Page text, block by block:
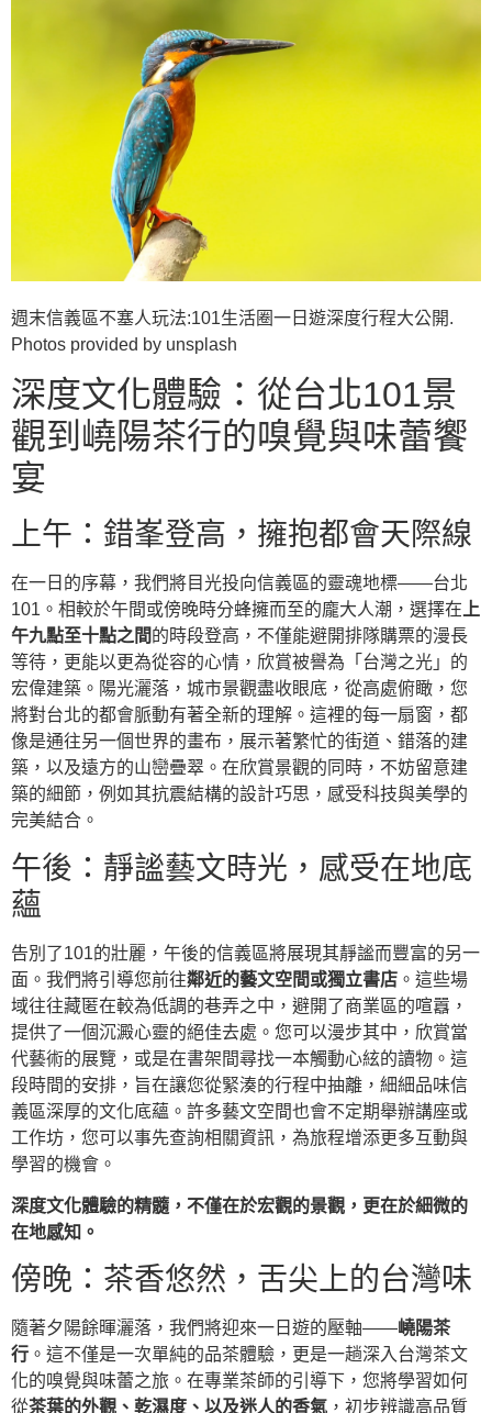
週末信義區不塞人玩法:101生活圈一日遊深度行程大公開.
Photos provided by unsplash
深度文化體驗：從台北101景
觀到嶢陽茶行的嗅覺與味蕾饗
宴
上午：錯峯登高，擁抱都會天際線
在一日的序幕，我們將目光投向信義區的靈魂地標——台北
101。相較於午間或傍晚時分蜂擁而至的龐大人潮，選擇在 上
午九點至十點之間的時段登高，不僅能避開排隊購票的漫長
等待，更能以更為從容的心情，欣賞被譽為「台灣之光」的
宏偉建築。陽光灑落，城市景觀盡收眼底，從高處俯瞰，您
將對台北的都會脈動有著全新的理解。這裡的每一扇窗，都
像是通往另一個世界的畫布，展示著繁忙的街道、錯落的建
築，以及遠方的山巒疊翠。在欣賞景觀的同時，不妨留意建
築的細節，例如其抗震結構的設計巧思，感受科技與美學的
完美結合。
午後：靜謐藝文時光，感受在地底
蘊
告別了101的壯麗，午後的信義區將展現其靜謐而豐富的另一
面。我們將引導您前往鄰近的藝文空間或獨立書店 。這些場
域往往藏匿在較為低調的巷弄之中，避開了商業區的喧囂，
提供了一個沉澱心靈的絕佳去處。您可以漫步其中，欣賞當
代藝術的展覽，或是在書架間尋找一本觸動心絃的讀物。這
段時間的安排，旨在讓您從緊湊的行程中抽離，細細品味信
義區深厚的文化底蘊。許多藝文空間也會不定期舉辦講座或
工作坊，您可以事先查詢相關資訊，為旅程增添更多互動與
學習的機會。
深度文化體驗的精髓，不僅在於宏觀的景觀，更在於細微的
在地感知。
傍晚：茶香悠然，舌尖上的台灣味
隨著夕陽餘暉灑落，我們將迎來一日遊的壓軸——嶢陽茶
行 。這不僅是一次單純的品茶體驗，更是一趟深入台灣茶文
化的嗅覺與味蕾之旅。在專業茶師的引導下，您將學習如何
從茶葉的外觀、乾濕度、以及迷人的香氣 ，初步辨識高品質